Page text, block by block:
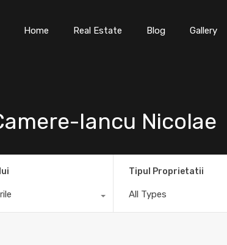
Home Real Estate Blog Gallery
Iancu Nicolae
Tipul Proprietatii
All Types